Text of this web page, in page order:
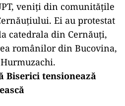
veniți din comunitățile
Ei au protestat
catedrala din Cernăuți,
românilor din Bucovina,
Biserici tensionează